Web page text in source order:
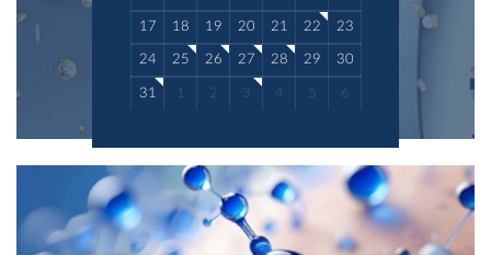
17 18 19 20 21 22 23
24 25 26 27 28 29 30
31 1 2 3 4 5 6